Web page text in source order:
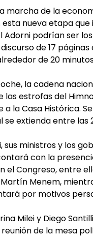
marcha de la
nueva etapa que
Adorni podrían ser
de 17 páginas
de 20
la cadena
las estrofas del
la Casa Histórica.
extienda entre las
sus ministros y los
con la
el Congreso, entre
Menem,
por motivos
Milei y Diego Santilli
de la mesa